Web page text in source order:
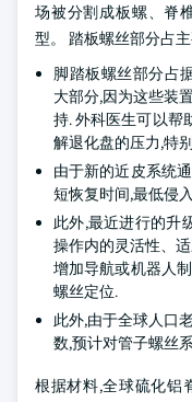
场被分割成板螺、脊
型。 踏板螺丝部分占
脚踏板螺丝部分占
大部分,因为这些装
持. 外科医生可以帮
解退化盘的压力,特
由于新的近皮系统
短恢复时间,最低侵
此外,最近进行的升
操作内的灵活性、
增加导航或机器人
螺丝定位.
此外,由于全球人口
数,预计对管子螺丝
根据材料,全球硫化铝